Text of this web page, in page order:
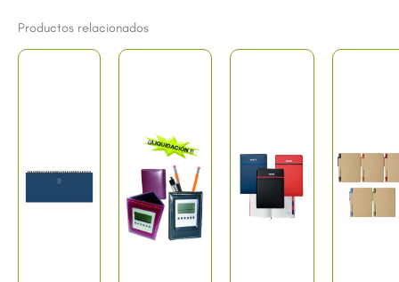
Productos relacionados